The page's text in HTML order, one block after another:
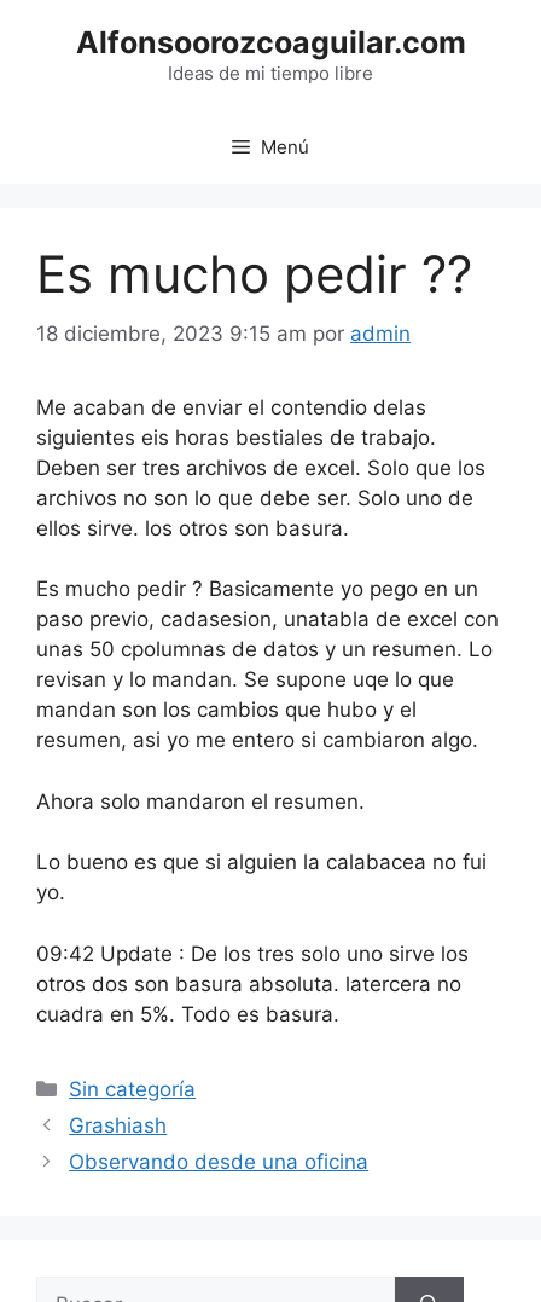
Alfonsoorozcoaguilar.com
Ideas de mi tiempo libre
Menú
Es mucho pedir ??
18 diciembre, 2023 9:15 am por admin
Me acaban de enviar el contendio delas
siguientes eis horas bestiales de trabajo.
Deben ser tres archivos de excel. Solo que los
archivos no son lo que debe ser. Solo uno de
ellos sirve. los otros son basura.
Es mucho pedir ? Basicamente yo pego en un
paso previo, cadasesion, unatabla de excel con
unas 50 cpolumnas de datos y un resumen. Lo
revisan y lo mandan. Se supone uqe lo que
mandan son los cambios que hubo y el
resumen, asi yo me entero si cambiaron algo.
Ahora solo mandaron el resumen.
Lo bueno es que si alguien la calabacea no fui
yo.
09:42 Update : De los tres solo uno sirve los
otros dos son basura absoluta. latercera no
cuadra en 5%. Todo es basura.
Categorías
Sin categoría
Grashiash
Observando desde una oficina